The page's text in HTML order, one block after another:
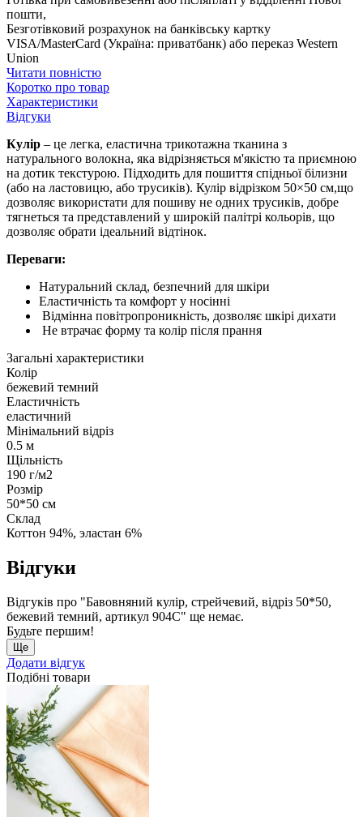
пошти,
Безготівковий розрахунок на банківську картку
VISA/MasterCard (Україна: приватбанк) або переказ Western
Union
Читати повністю
Коротко про товар
Характеристики
Відгуки
Кулір – це легка, еластична трикотажна тканина з
натурального волокна, яка відрізняється м'якістю та приємною
на дотик текстурою. Підходить для пошиття спідньої білизни
(або на ластовицю, або трусиків). Кулір відрізком 50×50 см,що
дозволяє використати для пошиву не одних трусиків, добре
тягнеться та представлений у широкій палітрі кольорів, що
дозволяє обрати ідеальний відтінок.
Переваги:
Натуральний склад, безпечний для шкіри
Еластичність та комфорт у носінні
Відмінна повітропроникність, дозволяє шкірі дихати
Не втрачає форму та колір після прання
Загальні характеристики
Колір
бежевий темний
Еластичність
еластичний
Мінімальний відріз
0.5 м
Щільність
190 г/м2
Розмір
50*50 см
Склад
Коттон 94%, эластан 6%
Відгуки
Відгуків про "Бавовняний кулір, стрейчевий, відріз 50*50,
бежевий темний, артикул 904С" ще немає.
Будьте першим!
Ще
Додати відгук
Подібні товари